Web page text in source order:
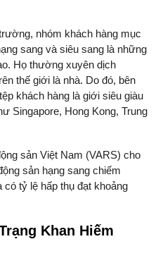
nhóm khách hàng mục
sang và siêu sang là những
Họ thường xuyên dịch
thế giới là nhà. Do đó, bên
khách hàng là giới siêu giàu
Singapore, Hong Kong, Trung
sản Việt Nam (VARS) cho
sản hạng sang chiếm
tỷ lệ hấp thụ đạt khoảng
Khan Hiếm